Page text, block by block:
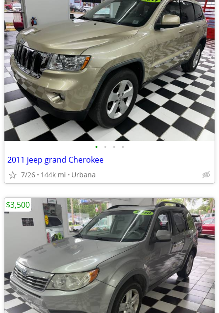
• • • •
2011 jeep grand Cherokee
7/26 144k mi Urbana
$3,500